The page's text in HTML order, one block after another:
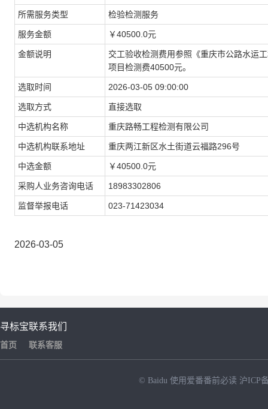
所需服务类型 检验检测服务
服务金额 ￥40500.0元
金额说明
交工验收检测费用参照《重庆市公路水运
项目检测费40500元。
选取时间 2026-03-05 09:00:00
选取方式 直接选取
中选机构名称 重庆路畅工程检测有限公司
中选机构联系地址 重庆两江新区水土街道云福路296号
中选金额 ￥40500.0元
采购人业务咨询电话 18983302806
监督举报电话 023-71423034
2026-03-05
寻标宝
首页
联系我们
联系客服
© Baidu 使用爱番番前必读 沪ICP